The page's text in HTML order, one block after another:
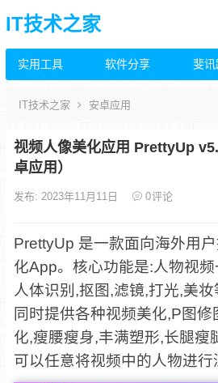
IT技术之家
实用工具 软件分享 斐讯
IT技术之家 安卓应用
视频人像美化应用 PrettyUp
卓应用）
发布: 2023年11月11日 0评论
PrettyUp 是一款面向海外用
化App。核心功能是:人物视
人体识别,抠图,滤镜,打光,美妆
同时提供各种视频美化,P图
化,瘦腰瘦身,丰满塑形,长腿瘦
可以任意将视频中的人物进行